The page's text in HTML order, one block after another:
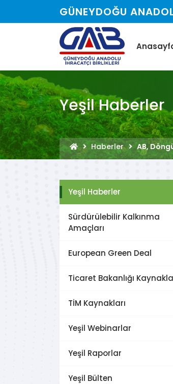
GÜNEYDOĞU
Yeşil Haberler
Haberler AB,
Yeşil Haberler
Sürdürülebilir Kalkınma
Amaçları
European Green Deal
Ticaret Bakanlığı
TİM Kaynakları
Yeşil Webinarlar
Yeşil Raporlar
Yeşil Bülten